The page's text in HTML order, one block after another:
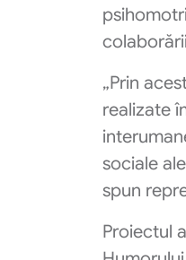
„Prin
realizate
sociale
spun
Proiectul